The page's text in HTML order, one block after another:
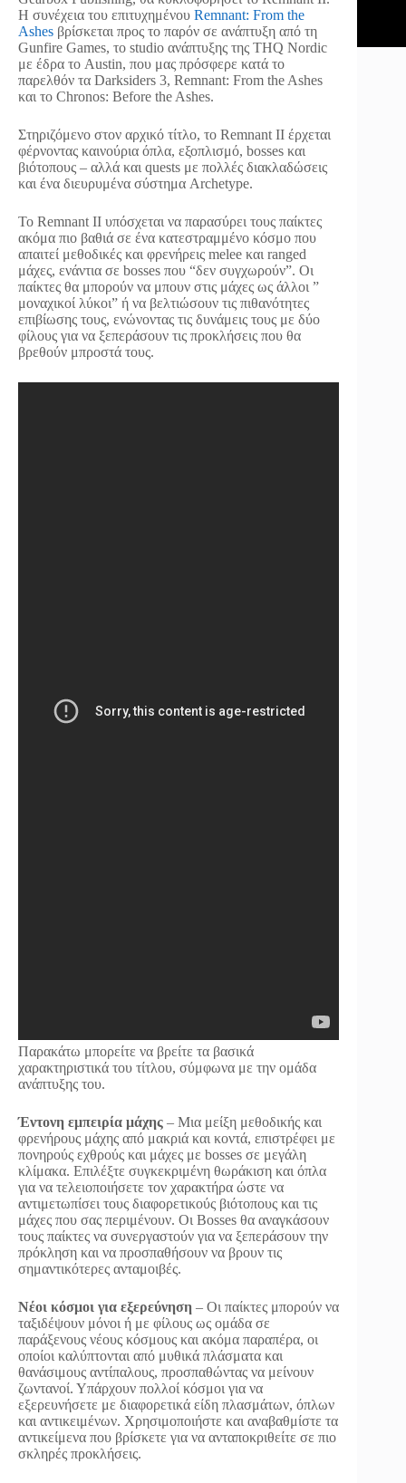
Η συνέχεια του επιτυχημένου Remnant: From the
Ashes βρίσκεται προς το παρόν σε ανάπτυξη από τη
Gunfire Games, το studio ανάπτυξης της THQ Nordic
με έδρα το Austin, που μας πρόσφερε κατά το
παρελθόν τα Darksiders 3, Remnant: From the Ashes
και το Chronos: Before the Ashes.
Στηριζόμενο στον αρχικό τίτλο, το Remnant II έρχεται
φέρνοντας καινούρια όπλα, εξοπλισμό, bosses και
βιότοπους – αλλά και quests με πολλές διακλαδώσεις
και ένα διευρυμένα σύστημα Archetype.
Το Remnant II υπόσχεται να παρασύρει τους παίκτες
ακόμα πιο βαθιά σε ένα κατεστραμμένο κόσμο που
απαιτεί μεθοδικές και φρενήρεις melee και ranged
μάχες, ενάντια σε bosses που “δεν συγχωρούν”. Οι
παίκτες θα μπορούν να μπουν στις μάχες ως άλλοι ”
μοναχικοί λύκοι” ή να βελτιώσουν τις πιθανότητες
επιβίωσης τους, ενώνοντας τις δυνάμεις τους με δύο
φίλους για να ξεπεράσουν τις προκλήσεις που θα
βρεθούν μπροστά τους.
Παρακάτω μπορείτε να βρείτε τα βασικά
χαρακτηριστικά του τίτλου, σύμφωνα με την ομάδα
ανάπτυξης του.
Έντονη εμπειρία μάχης – Μια μείξη μεθοδικής και
φρενήρους μάχης από μακριά και κοντά, επιστρέφει με
πονηρούς εχθρούς και μάχες με bosses σε μεγάλη
κλίμακα. Επιλέξτε συγκεκριμένη θωράκιση και όπλα
για να τελειοποιήσετε τον χαρακτήρα ώστε να
αντιμετωπίσει τους διαφορετικούς βιότοπους και τις
μάχες που σας περιμένουν. Οι Bosses θα αναγκάσουν
τους παίκτες να συνεργαστούν για να ξεπεράσουν την
πρόκληση και να προσπαθήσουν να βρουν τις
σημαντικότερες ανταμοιβές.
Νέοι κόσμοι για εξερεύνηση – Οι παίκτες μπορούν να
ταξιδέψουν μόνοι ή με φίλους ως ομάδα σε
παράξενους νέους κόσμους και ακόμα παραπέρα, οι
οποίοι καλύπτονται από μυθικά πλάσματα και
θανάσιμους αντίπαλους, προσπαθώντας να μείνουν
ζωντανοί. Υπάρχουν πολλοί κόσμοι για να
εξερευνήσετε με διαφορετικά είδη πλασμάτων, όπλων
και αντικειμένων. Χρησιμοποιήστε και αναβαθμίστε τα
αντικείμενα που βρίσκετε για να ανταποκριθείτε σε πιο
σκληρές προκλήσεις.